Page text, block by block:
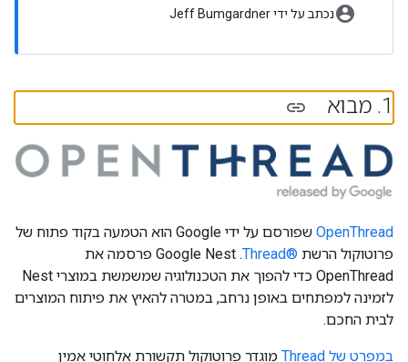
account_circleנכתב על ידי Jeff Bumgardner
1
. מבוא
OpenThread
שפורסם על ידי Google הוא הטמעה בקוד פתוח של
פרוטוקול הרשת Thread®‎
. ‫Google Nest פרסמה את
OpenThread כדי להפוך את הטכנולוגיה שמשמשת במוצרי Nest
לזמינה למפתחים באופן נרחב, במטרה להאיץ את פיתוח המוצרים
לבית החכם.
במפרט של Thread
מוגדר פרוטוקול תקשורת אלחוטי אמין